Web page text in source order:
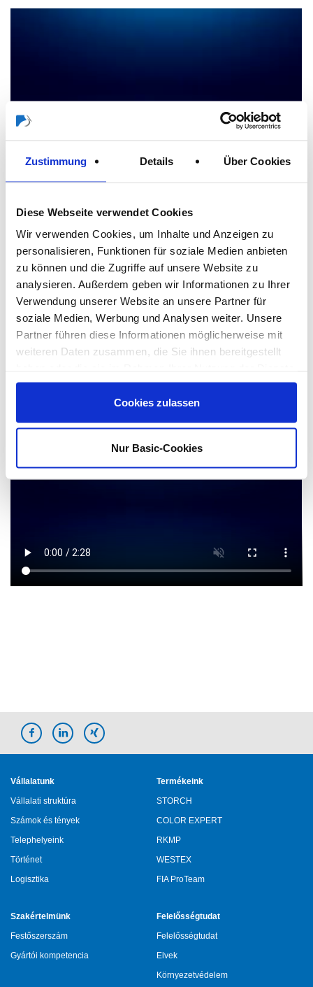
Zustimmung Details Über Cookies
Diese Webseite verwendet Cookies
Wir verwenden Cookies, um Inhalte und Anzeigen zu
personalisieren, Funktionen für soziale Medien anbieten
zu können und die Zugriffe auf unsere Website zu
analysieren. Außerdem geben wir Informationen zu Ihrer
Verwendung unserer Website an unsere Partner für
soziale Medien, Werbung und Analysen weiter. Unsere
Partner führen diese Informationen möglicherweise mit
weiteren Daten zusammen, die Sie ihnen bereitgestellt
gesammelt haben.
Cookies zulassen
Nur Basic-Cookies
Vállalatunk
Vállalati struktúra
Számok és tények
Telephelyeink
Történet
Logisztika
Termékeink
STORCH
COLOR EXPERT
RKMP
WESTEX
FIA ProTeam
Szakértelmünk
Festőszerszám
Gyártói kompetencia
Felelősségtudat
Felelősségtudat
Elvek
Környezetvédelem